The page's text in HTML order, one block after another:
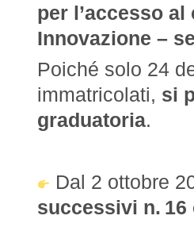
per l’accesso
Innovazione –
Poiché solo 24
immatricolati, si
graduatoria.
Dal 2 ottobre
successivi n.